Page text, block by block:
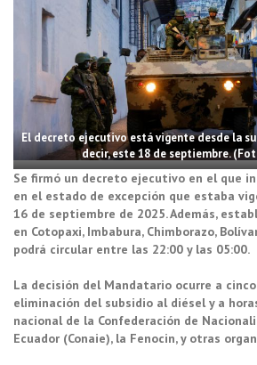
El decreto ejecutivo está vigente desde la
decir, este 18 de septiembre.
Se firmó un decreto ejecutivo en el que
en el estado de excepción que estaba
16 de septiembre de 2025. Además,
en Cotopaxi, Imbabura, Chimborazo,
podrá circular entre las 22:00 y las 05:00.
La decisión del Mandatario ocurre a
eliminación del subsidio al diésel y a
nacional de la Confederación de
Ecuador (Conaie), la Fenocin, y otras